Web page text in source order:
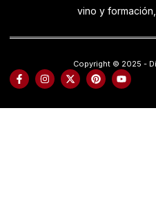
vino y
Copyright © 2025 -